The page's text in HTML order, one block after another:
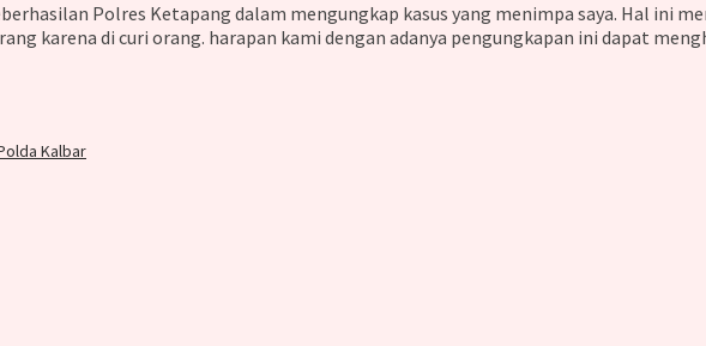
Polres Ketapang dalam mengungkap kasus yang menimpa saya. Hal ini
karena di curi orang. harapan kami dengan adanya pengungkapan ini dapat
Kalbar